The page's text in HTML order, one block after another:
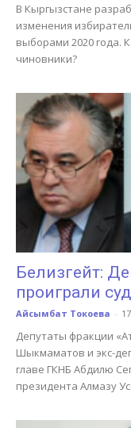
В Кыргызстане
изменения
выборами 2020 года.
чиновники?
Белизгейт:
проиграли
Айсымбат Токоева -
Депутаты фракции
Шыкмаматов и экс-
главе ГКНБ Абдилю
президента Алмазу